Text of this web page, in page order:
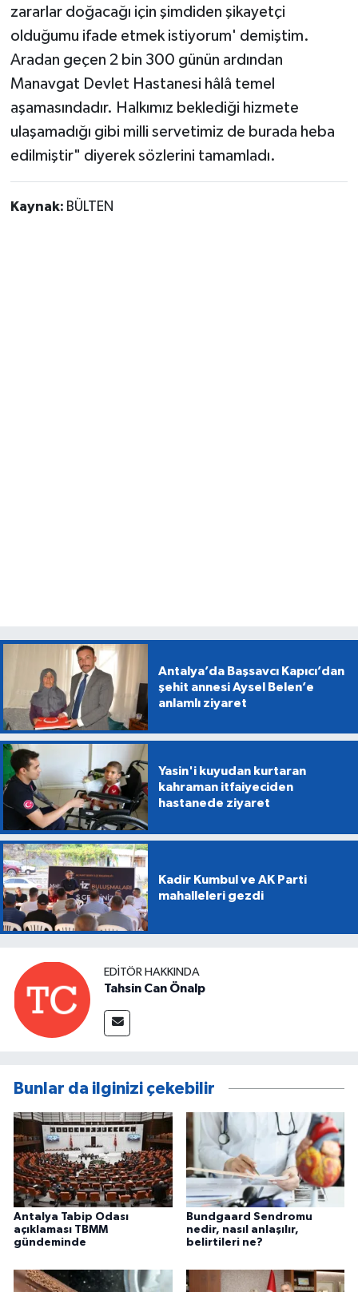
zararlar doğacağı için şimdiden şikayetçi
olduğumu ifade etmek istiyorum' demiştim.
Aradan geçen 2 bin 300 günün ardından
Manavgat Devlet Hastanesi hâlâ temel
aşamasındadır. Halkımız beklediği hizmete
ulaşamadığı gibi milli servetimiz de burada heba
edilmiştir" diyerek sözlerini tamamladı.
Kaynak: BÜLTEN
Antalya’da Başsavcı Kapıcı’dan
şehit annesi Aysel Belen’e
anlamlı ziyaret
Yasin'i kuyudan kurtaran
kahraman itfaiyeciden
hastanede ziyaret
Kadir Kumbul ve AK Parti
mahalleleri gezdi
EDITÖR HAKKINDA
Tahsin Can Önalp
Bunlar da ilginizi çekebilir
Antalya Tabip Odası
açıklaması TBMM
gündeminde
Bundgaard Sendromu
nedir, nasıl anlaşılır,
belirtileri ne?